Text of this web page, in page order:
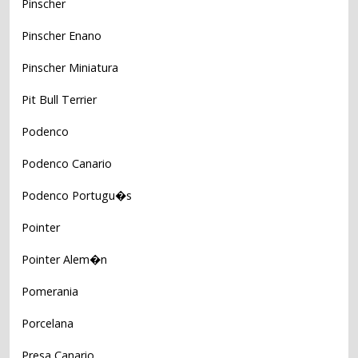
Pinscher
Pinscher Enano
Pinscher Miniatura
Pit Bull Terrier
Podenco
Podenco Canario
Podenco Portugu�s
Pointer
Pointer Alem�n
Pomerania
Porcelana